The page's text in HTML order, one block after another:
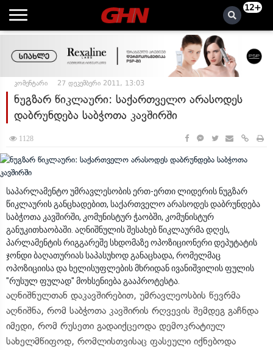
12+
კომენტარი 27 დეკემბერი 2011, 13:03
ნუგზარ წიკლაური: საქართველო არასოდეს
დაბრუნდება საბჭოთა კავშირში
1128
საპარლამენტო უმრავლესობის ერთ-ერთი ლიდერის ნუგზარ
წიკლაურის განცხადებით, საქართველო არასოდეს დაბრუნდება
საბჭოთა კავშირში, კომუნისტურ ჭაობში, კომუნისტურ
განუკითხაობაში. აღნიშნულის შესახებ წიკლაურმა დღეს,
პარლამენტის რიგგარეშე სხდომაზე ოპოზიციონერი დეპუტატის
ჯონდი ბაღათურიას საპასუხოდ განაცხადა, რომელმაც
ოპოზიციისა და ხელისუფლების მხრიდან ივანიშვილის ფულის
"რუსულ ფულად" მოხსენიება გააპროტესტა.
აღნიშნულთან დაკავშირებით, უმრავლეოსბის წევრმა
აღნიშნა, რომ საბჭოთა კავშირის რღვევის შემდეგ გაჩნდა
იმედი, რომ რუსეთი გადაიქცეოდა დემოკრატიულ
სახელმწიფოდ, რომლისთვისაც ფასეული იქნებოდა